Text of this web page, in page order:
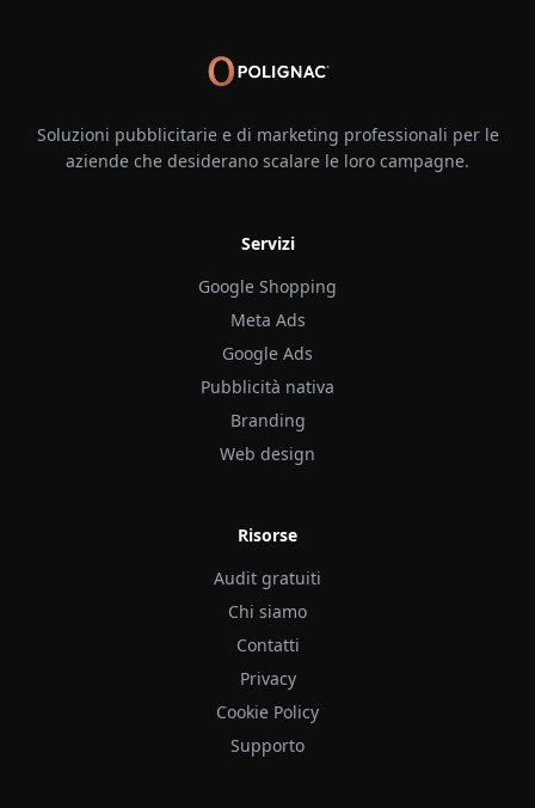
Soluzioni pubblicitarie e di marketing professionali per le
aziende che desiderano scalare le loro campagne.
Servizi
Google Shopping
Meta Ads
Google Ads
Pubblicità nativa
Branding
Web design
Risorse
Audit gratuiti
Chi siamo
Contatti
Privacy
Cookie Policy
Supporto